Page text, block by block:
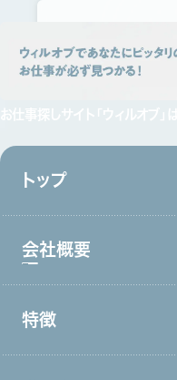
トップ
会社概要
会社概要トップ
特徴
介護 外国人採用
株式会社保
一人目の方が入職すると
待を裏切られた」という